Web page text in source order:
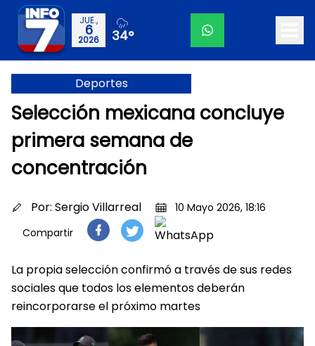
JUE.,
6
2026 34°
Deportes
Selección mexicana concluye
primera semana de
concentración
Por: Sergio Villarreal
10 Mayo 2026, 18:16
Compartir
La propia selección confirmó a través de sus redes
sociales que todos los elementos deberán
reincorporarse el próximo martes